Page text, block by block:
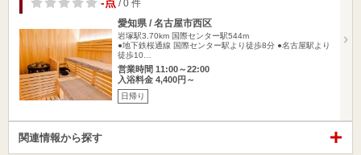
-点 / 0 件
愛知県 / 名古屋市西区
岩塚駅3.70km 国際センター駅544m
●地下鉄桜通線 国際センター駅より徒歩8分 ●名古屋駅より
徒歩10…
営業時間 11:00～22:00
入浴料金 4,400円～
日帰り
関連情報から探す